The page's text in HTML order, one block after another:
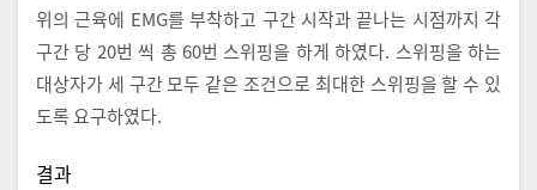
위의 근육에 EMG를 부착하고 구간 시작과 끝나는 시점까지 각
구간 당 20번 씩 총 60번 스위핑을 하게 하였다. 스위핑을 하는
대상자가 세 구간 모두 같은 조건으로 최대한 스위핑을 할 수 있
도록 요구하였다.
결과